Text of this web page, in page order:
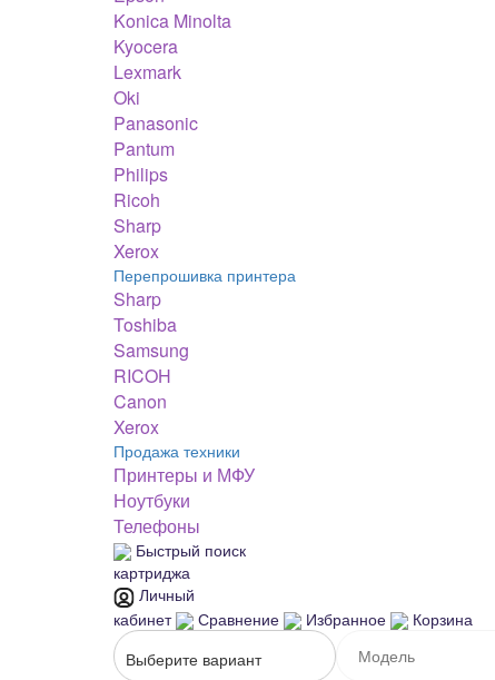
Konica Minolta
Kyocera
Lexmark
Oki
Panasonic
Pantum
Philips
Ricoh
Sharp
Xerox
Перепрошивка принтера
Sharp
Toshiba
Samsung
RICOH
Canon
Xerox
Продажа техники
Принтеры и МФУ
Ноутбуки
Телефоны
Быстрый поиск
картриджа
Личный
кабинет
Сравнение Избранное
Корзина
Выберите вариант